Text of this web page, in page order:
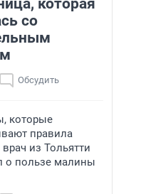
которая
со
Обсудить
которые
правила
из Тольятти
о пользе малины